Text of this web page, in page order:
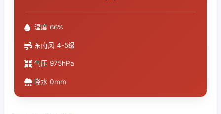
湿度 66%
东南风 4-5级
气压 975hPa
降水 0mm